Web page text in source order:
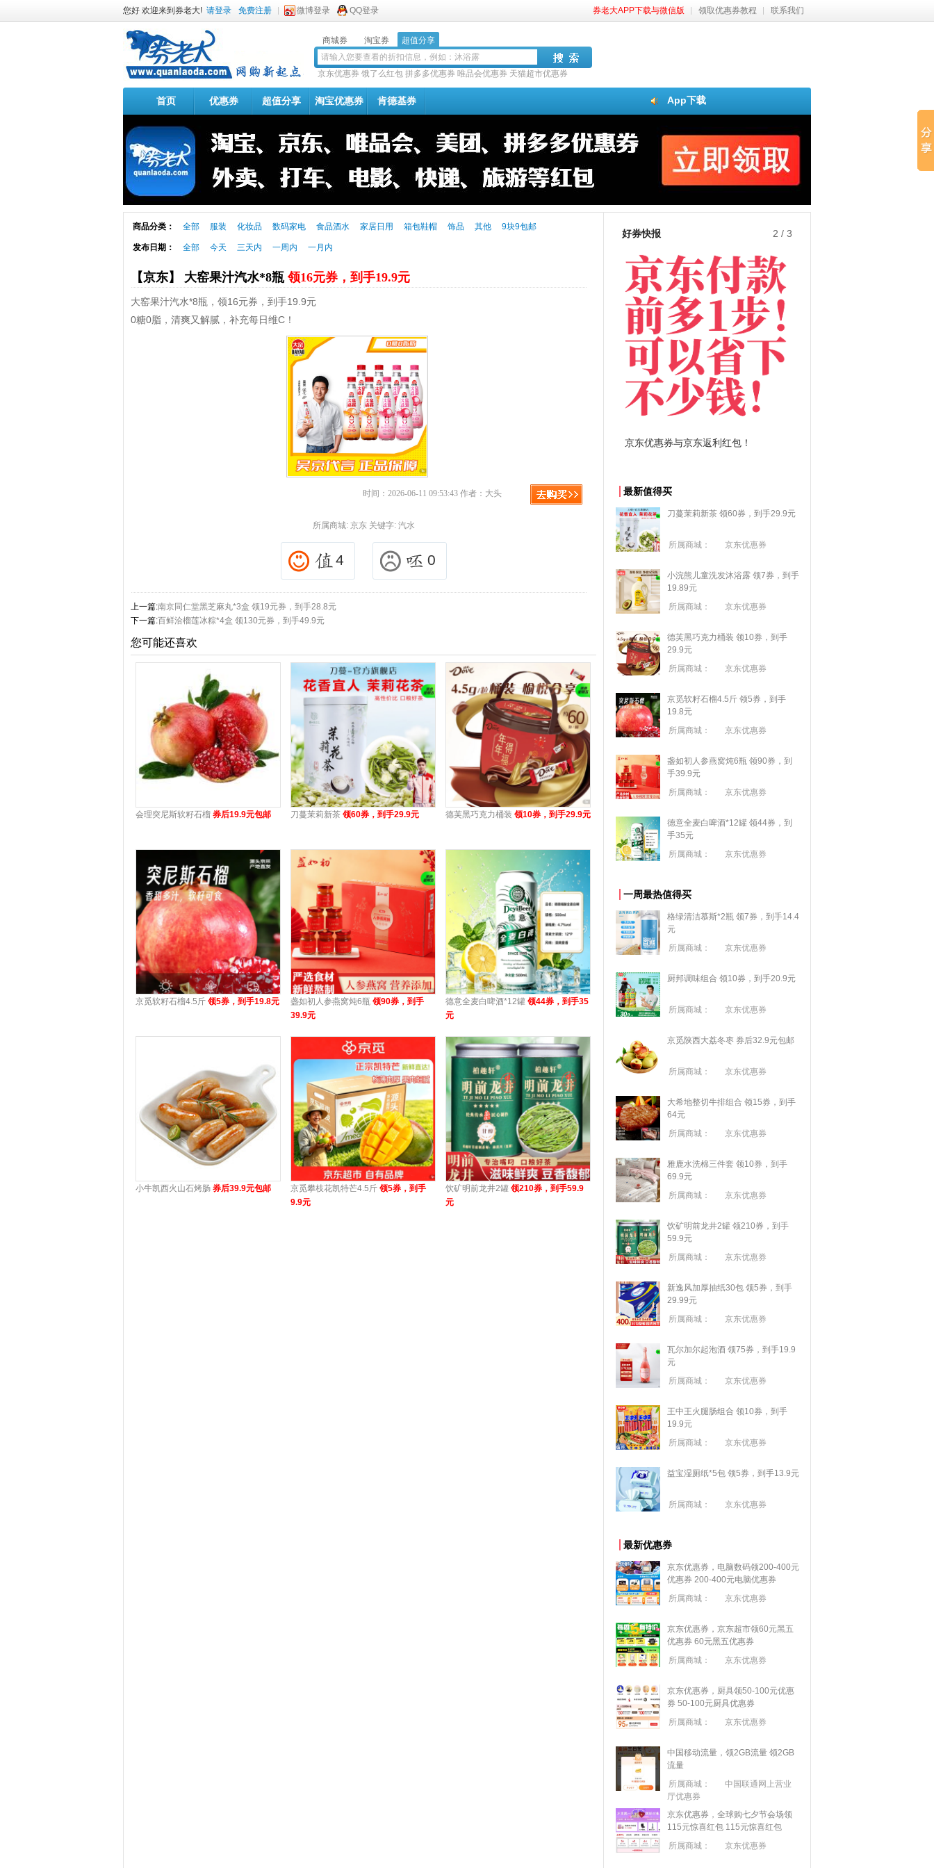
您好 欢迎来到券老大! 请登录 免费注册 微博登录 QQ登录 券老大APP下载与微信版 领取优惠券教程 联系我们
商城券 淘宝券 超值分享
京东优惠券 饿了么红包 拼多多优惠券 唯品会优惠券 天猫超市优惠券
App下载
首页 优惠券 超值分享 淘宝优惠券 肯德基券
商品分类： 全部 服装 化妆品 数码家电 食品酒水 家居日用 箱包鞋帽 饰品 其他 9块9包邮
发布日期： 全部 今天 三天内 一周内 一月内
【京东】 大窑果汁汽水*8瓶领16元券，到手19.9元
大窑果汁汽水*8瓶，领16元券，到手19.9元
0糖0脂，清爽又解腻，补充每日维C！
时间：2026-06-11 09:53:43 作者：大头
所属商城: 京东关键字: 汽水
4 0
上一篇:南京同仁堂黑芝麻丸*3盒 领19元券，到手28.8元
下一篇:百鲜洽榴莲冰粽*4盒 领130元券，到手49.9元
您可能还喜欢
会理突尼斯软籽石榴 券后19.9元包邮 刀蔓茉莉新茶 领60券，到手29.9元 德芙黑巧克力桶装 领10券，到手29.9元
京觅软籽石榴4.5斤 领5券，到手19.8元 盏如初人参燕窝炖6瓶 领90券，到手
39.9元
德意全麦白啤酒*12罐 领44券，到手35
元
小牛凯西火山石烤肠 券后39.9元包邮 京觅攀枝花凯特芒4.5斤 领5券，到手
9.9元
饮矿明前龙井2罐 领210券，到手59.9
元
好券快报 3 / 3
拼多多优惠券+拼多多返利 淘宝优惠券+淘宝返利 京东优惠券与京东返利红包！
最新值得买
刀蔓茉莉新茶 领60券，到手29.9元
所属商城： 京东优惠券
小浣熊儿童洗发沐浴露 领7券，到手
19.89元
所属商城：
京东优惠券
德芙黑巧克力桶装 领10券，到手
29.9元
所属商城：
京东优惠券
京觅软籽石榴4.5斤 领5券，到手
19.8元
所属商城：
京东优惠券
盏如初人参燕窝炖6瓶 领90券，到
手39.9元
所属商城：
京东优惠券
德意全麦白啤酒*12罐 领44券，到
手35元
所属商城：
京东优惠券
一周最热值得买
格绿清洁慕斯*2瓶 领7券，到手14.4
元
所属商城：
京东优惠券
厨邦调味组合 领10券，到手20.9元
所属商城： 京东优惠券
京觅陕西大荔冬枣 券后32.9元包邮
所属商城： 京东优惠券
大希地整切牛排组合 领15券，到手
64元
所属商城：
京东优惠券
雅鹿水洗棉三件套 领10券，到手
69.9元
所属商城：
京东优惠券
饮矿明前龙井2罐 领210券，到手
59.9元
所属商城：
京东优惠券
新逸风加厚抽纸30包 领5券，到手
29.99元
所属商城：
京东优惠券
瓦尔加尔起泡酒 领75券，到手19.9
元
所属商城：
京东优惠券
王中王火腿肠组合 领10券，到手
19.9元
所属商城：
京东优惠券
益宝湿厕纸*5包 领5券，到手13.9元
所属商城： 京东优惠券
最新优惠券
京东优惠券，电脑数码领200-400元
优惠券 200-400元电脑优惠券
所属商城：
京东优惠券
京东优惠券，京东超市领60元黑五
优惠券 60元黑五优惠券
所属商城：
京东优惠券
京东优惠券，厨具领50-100元优惠
券 50-100元厨具优惠券
所属商城：
京东优惠券
中国移动流量，领2GB流量 领2GB
流量
所属商城：
中国联通网上营业
厅优惠券
京东优惠券，全球购七夕节会场领
115元惊喜红包 115元惊喜红包
所属商城：
京东优惠券